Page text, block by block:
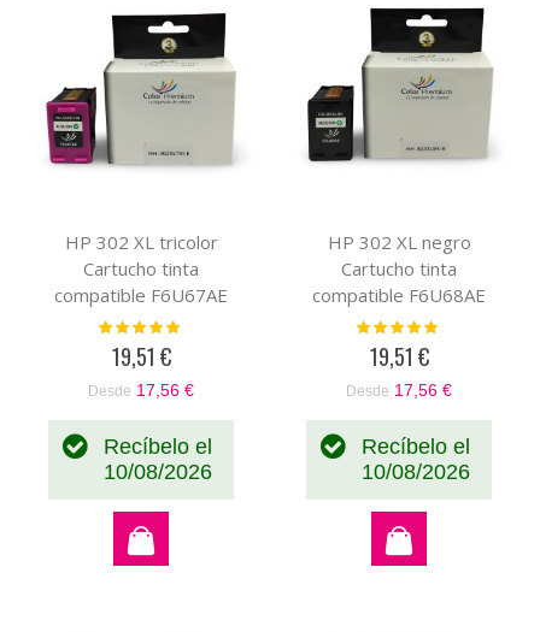
HP 302 XL tricolor
Cartucho tinta
compatible F6U67AE
Valoración:
19,51 €
Desde 17,56 €
Recíbelo el
10/08/2026
HP 302 XL negro
Cartucho tinta
compatible F6U68AE
Valoración:
19,51 €
Desde 17,56 €
Recíbelo el
10/08/2026